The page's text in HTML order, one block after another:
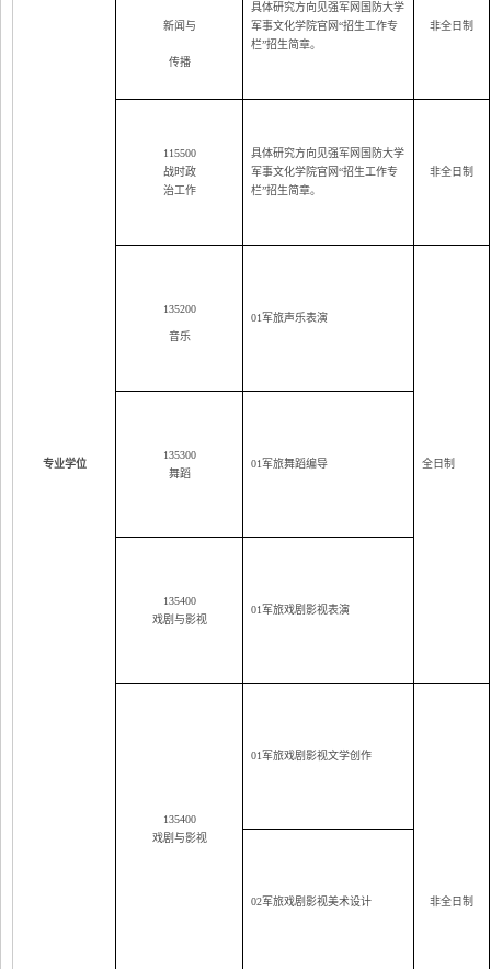
专业学位
新闻与
传播
具体研究方向见强军网国防大学
军事文化学院官网“招生工作专
栏”招生简章。
非全日制
115500
战时政
治工作
具体研究方向见强军网国防大学
军事文化学院官网“招生工作专
栏”招生简章。
非全日制
135200
音乐
01军旅声乐表演
全日制
135300
舞蹈
01军旅舞蹈编导
135400
戏剧与影视
01军旅戏剧影视表演
135400
戏剧与影视
01军旅戏剧影视文学创作
非全日制
02军旅戏剧影视美术设计